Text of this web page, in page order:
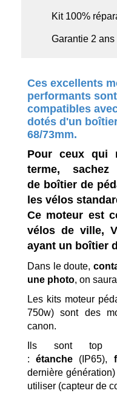
Kit 100%
Garantie 2 ans
Ces excellents
performants
compatibles
dotés d'un
68/73mm.
Pour ceux qui
terme,
de boîtier de
les vélos
Ce moteur est
vélos de ville,
ayant un boîtier
Dans le doute,
une photo, on
Les kits moteur
750w) sont des
canon.
Ils sont top
:étanche (IP65),
dernière génération)
utiliser (capteur de